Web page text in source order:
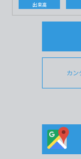
出来高
カン